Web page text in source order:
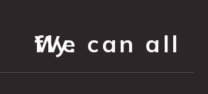
We can all fly.